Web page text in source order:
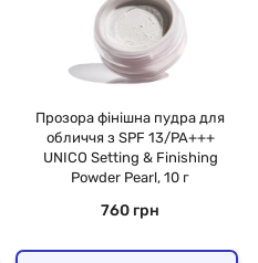
Прозора фінішна пудра для
обличчя з SPF 13/PA+++
UNICO Setting & Finishing
Powder Pearl, 10 г
760 грн